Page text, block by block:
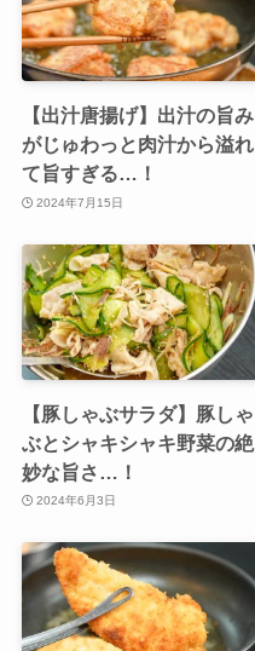
【出汁唐揚げ】出汁の旨み
がじゅわっと肉汁から溢れ
て旨すぎる…！
2024年7月15日
【豚しゃぶサラダ】豚しゃ
ぶとシャキシャキ野菜の絶
妙な旨さ…！
2024年6月3日